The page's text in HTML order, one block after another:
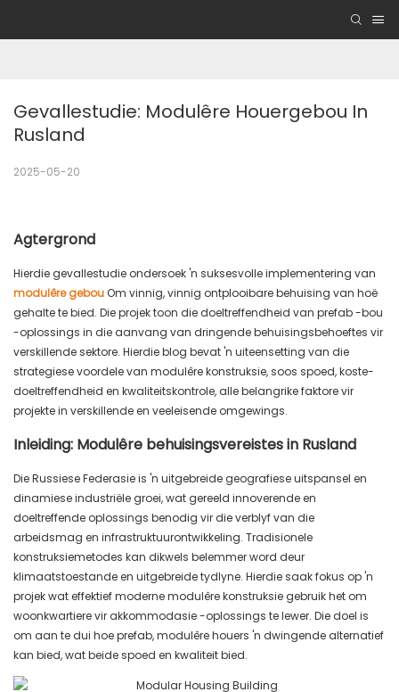
Gevallestudie: Modulêre Houergebou In
Rusland
2025-05-20
Agtergrond
Hierdie gevallestudie ondersoek 'n suksesvolle implementering van
modulêre gebouOm vinnig, vinnig ontplooibare behuising van hoë
gehalte te bied. Die projek toon die doeltreffendheid van prefab -bou
-oplossings in die aanvang van dringende behuisingsbehoeftes vir
verskillende sektore. Hierdie blog bevat 'n uiteensetting van die
strategiese voordele van modulêre konstruksie, soos spoed, koste-
doeltreffendheid en kwaliteitskontrole, alle belangrike faktore vir
projekte in verskillende en veeleisende omgewings.
Inleiding: Modulêre behuisingsvereistes in Rusland
Die Russiese Federasie is 'n uitgebreide geografiese uitspansel en
dinamiese industriële groei, wat gereeld innoverende en
doeltreffende oplossings benodig vir die verblyf van die
arbeidsmag en infrastruktuurontwikkeling. Tradisionele
konstruksiemetodes kan dikwels belemmer word deur
klimaatstoestande en uitgebreide tydlyne. Hierdie saak fokus op 'n
projek wat effektief moderne modulêre konstruksie gebruik het om
woonkwartiere vir akkommodasie -oplossings te lewer. Die doel is
om aan te dui hoe prefab, modulêre houers 'n dwingende alternatief
kan bied, wat beide spoed en kwaliteit bied.